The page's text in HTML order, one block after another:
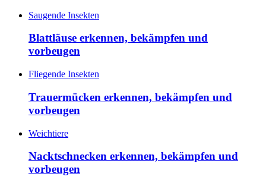
Saugende Insekten
Blattläuse erkennen, bekämpfen und
vorbeugen
Fliegende Insekten
Trauermücken erkennen, bekämpfen und
vorbeugen
Weichtiere
Nacktschnecken erkennen, bekämpfen und
vorbeugen